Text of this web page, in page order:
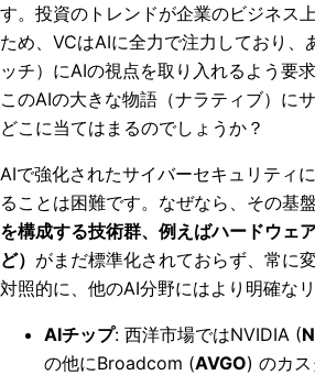
す。投資のトレンドが企業のビジネス
ため、VCはAIに全力で注力しており、
ッチ）にAIの視点を取り入れるよう要
このAIの大きな物語（ナラティブ）に
どこに当てはまるのでしょうか？
AIで強化されたサイバーセキュリティ
ることは困難です。なぜなら、その基
を構成する技術群、例えばハードウェ
ど） がまだ標準化されておらず、常に
対照的に、他のAI分野にはより明確な
AIチップ: 西洋市場ではNVIDIA (
の他にBroadcom (AVGO) のカス